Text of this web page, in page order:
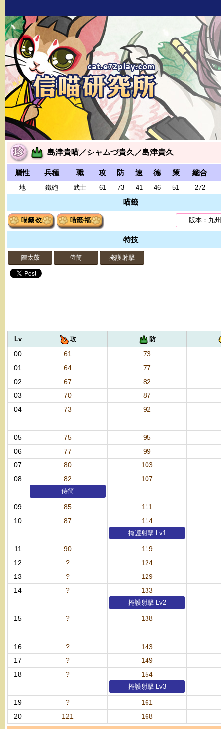
島津貴喵／シャムづ貴久／島津貴久
屬性 兵種 職 攻 防 速 德 策 總合
地 鐵砲 武士 61 73 41 46 51 272
喵籤
版本：九
喵籤‧改 喵籤‧福
特技
陣太鼓 侍筒 掩護射擊
Lv 攻 防
00 61
73
01
64
77
02
67
82
03
70
87
04
73 92
05 75
95
06
77
99
07
80
103
08
82
侍筒
107
09 85
111
10
87 114
掩護射擊 Lv1
11 90
119
12
?
124
13
?
129
14
? 133
掩護射擊 Lv2
15 ? 138
16 ?
143
17
?
149
18
? 154
掩護射擊 Lv3
19 ?
161
20
121 168